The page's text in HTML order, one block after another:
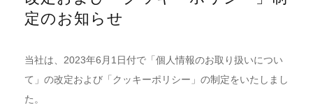
定のお知らせ
当社は、2023年6月1日付で「個人情報のお取り扱いについ
て」の改定および「クッキーポリシー」の制定をいたしまし
た。